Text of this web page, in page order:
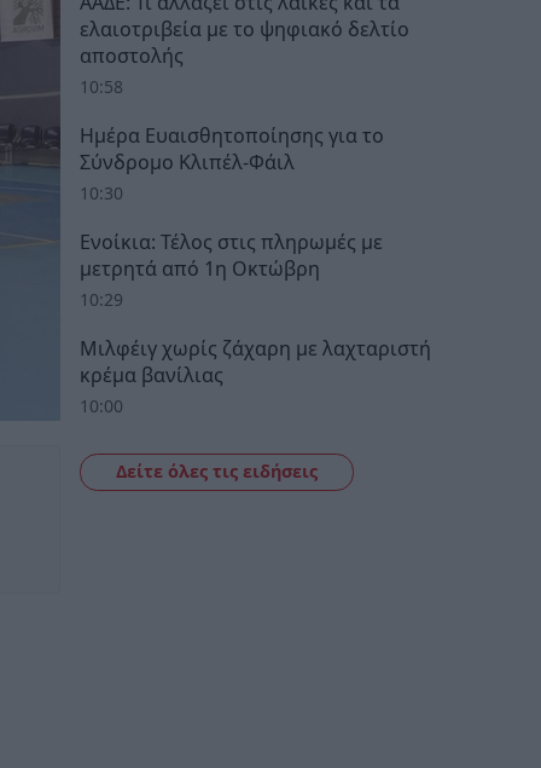
ελαιοτριβεία με το ψηφιακό δελτίο
αποστολής
10:58
Ημέρα Ευαισθητοποίησης για το
Σύνδρομο Κλιπέλ-Φάιλ
10:30
Ενοίκια: Τέλος στις πληρωμές με
μετρητά από 1η Οκτώβρη
10:29
Μιλφέιγ χωρίς ζάχαρη με λαχταριστή
κρέμα βανίλιας
10:00
Δείτε όλες τις ειδήσεις